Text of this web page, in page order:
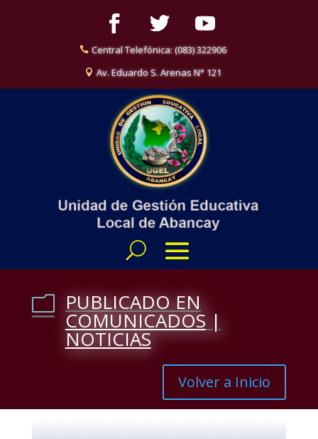
Central Telefónica: (083) 322906
Av. Eduardo S. Arenas N° 121
m PUBLICADO EN
COMUNICADOS |
NOTICIAS
Volver a Inicio